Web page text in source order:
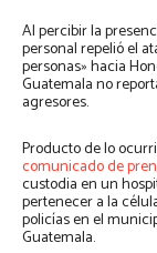
Al percibir la
personal repelió el
personas» hacia
Guatemala no
agresores.
Producto de lo
comunicado de
custodia en un
pertenecer a la
policías en el
Guatemala.